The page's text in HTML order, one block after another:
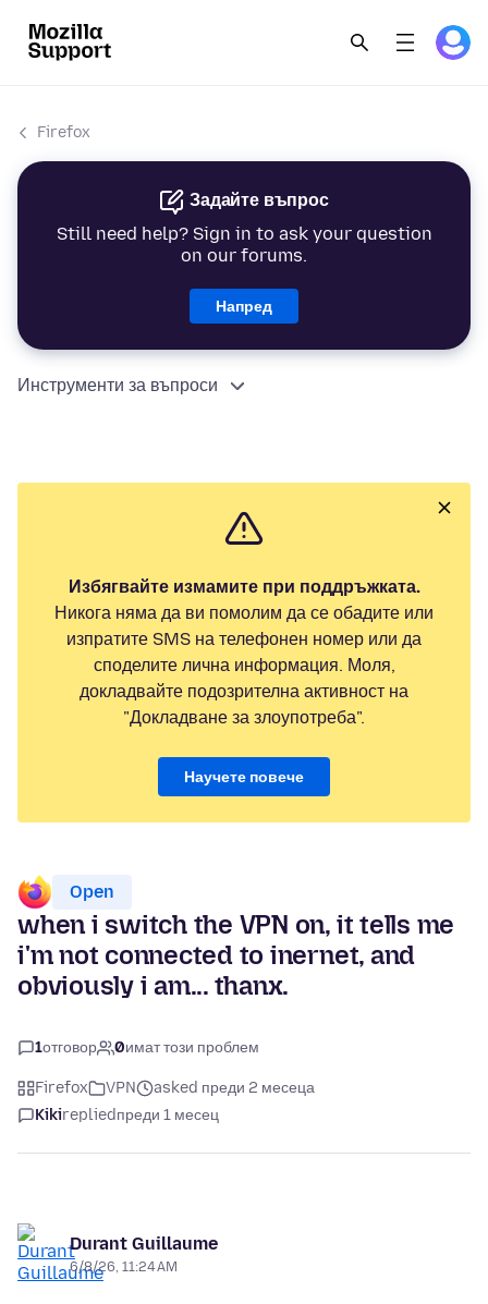
Firefox
Задайте въпрос
Still need help? Sign in to ask your question
on our forums.
Напред
Инструменти за въпроси
Избягвайте измамите при поддръжката.
Никога няма да ви помолим да се обадите или
изпратите SMS на телефонен номер или да
споделите лична информация. Моля,
докладвайте подозрителна активност на
"Докладване за злоупотреба".
Научете повече
Open
when i switch the VPN on, it tells me
i'm not connected to inernet, and
obviously i am... thanx.
1отговор 0имат този проблем
Firefox VPN
asked преди 2 месеца
Kikirepliedпреди 1 месец
Durant Guillaume
6/8/26, 11:24 AM